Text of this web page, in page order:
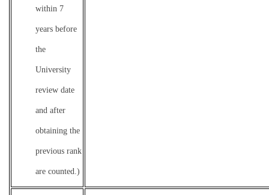
within 7
years before
the
University
review date
and after
obtaining the
previous rank
are counted.)